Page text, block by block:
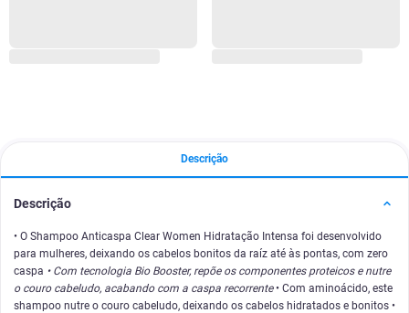
Descrição
Descrição
• O Shampoo Anticaspa Clear Women Hidratação Intensa foi desenvolvido
para mulheres, deixando os cabelos bonitos da raíz até às pontas, com zero
caspa • Com tecnologia Bio Booster, repõe os componentes proteicos e nutre
o couro cabeludo, acabando com a caspa recorrente• Com aminoácido, este
shampoo nutre o couro cabeludo, deixando os cabelos hidratados e bonitos •